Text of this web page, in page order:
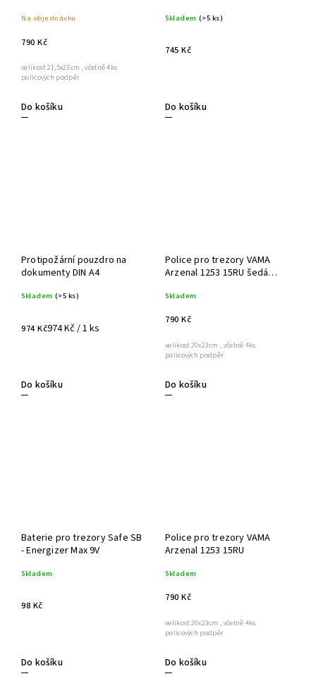
Na objednávku
790 Kč
Do košíku
velikost 21,5x23cm , včetně 4ks
policových podpěr
Skladem (>5 ks)
745 Kč
Do košíku
Protipožární pouzdro na
dokumenty DIN A4
Skladem (>5 ks)
974 Kč974 Kč / 1 ks
Do košíku
Police pro trezory VAMA
Arzenal 1253 15RU šedá
Skladem
790 Kč
Do košíku
velikost 20x23cm , včetně 4ks
policových podpěr
Baterie pro trezory Safe SB
- Energizer Max 9V
Skladem
98 Kč
Do košíku
Police pro trezory VAMA
Arzenal 1253 15RU
Skladem
790 Kč
Do košíku
velikost 20x23cm , včetně 4ks
policových podpěr